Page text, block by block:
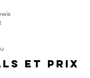
et prix